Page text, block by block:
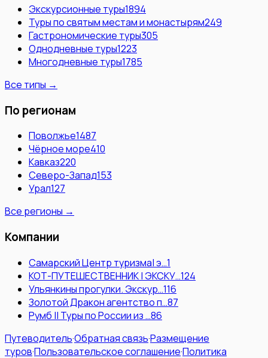
Экскурсионные туры1894
Туры по святым местам и монастырям249
Гастрономические туры305
Однодневные туры1223
Многодневные туры1785
Все типы →
По регионам
Поволжье1487
Чёрное море410
Кавказ220
Северо-Запад153
Урал127
Все регионы →
Компании
Самарский Центр туризма| э…1
КОТ-ПУТЕШЕСТВЕННИК | ЭКСКУ…124
Ульянкины прогулки. Экскур…116
Золотой Дракон агентство п…87
Румб || Туры по России из …86
Путеводитель·Обратная связь·Размещение
туров·Пользовательское соглашение·Политика